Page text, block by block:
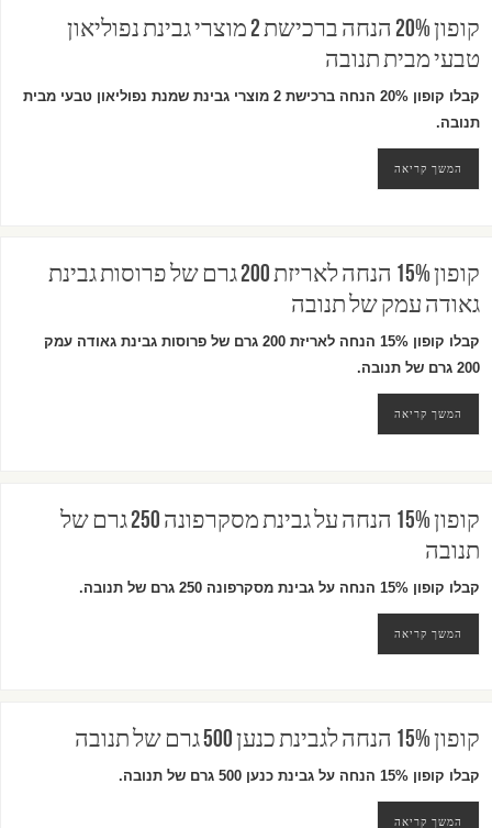
קופון 20% הנחה ברכישת 2 מוצרי גבינת נפוליאון
טבעי מבית תנובה
קבלו קופון 20% הנחה ברכישת 2 מוצרי גבינת שמנת נפוליאון טבעי מבית
תנובה.
המשך קריאה
קופון 15% הנחה לאריזת 200 גרם של פרוסות גבינת
גאודה עמק של תנובה
קבלו קופון 15% הנחה לאריזת 200 גרם של פרוסות גבינת גאודה עמק
200 גרם של תנובה.
המשך קריאה
קופון 15% הנחה על גבינת מסקרפונה 250 גרם של
תנובה
קבלו קופון 15% הנחה על גבינת מסקרפונה 250 גרם של תנובה.
המשך קריאה
קופון 15% הנחה לגבינת כנען 500 גרם של תנובה
קבלו קופון 15% הנחה על גבינת כנען 500 גרם של תנובה.
המשך קריאה